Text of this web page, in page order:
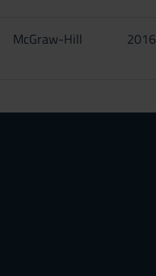
McGraw-Hill 2016